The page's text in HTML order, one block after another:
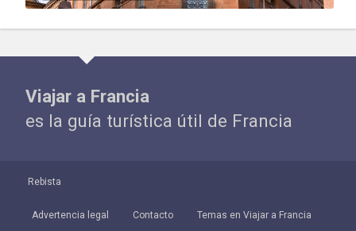
Viajar a Francia
es la guía turística útil de Francia
Rebista
Advertencia legal Contacto Temas en Viajar a Francia